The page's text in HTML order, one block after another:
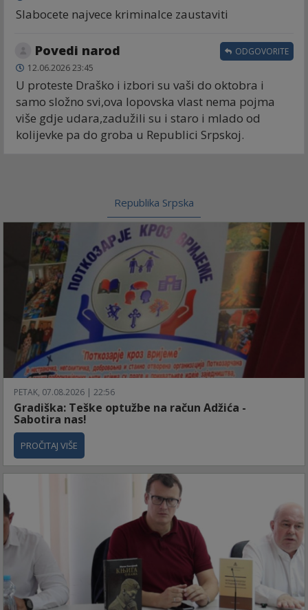
Slabocete najvece kriminalce zaustaviti
Povedi narod
12.06.2026 23:45
U proteste Draško i izbori su vaši do oktobra i
samo složno svi,ova lopovska vlast nema pojma
više gdje udara,zadužili su i staro i mlado od
kolijevke pa do groba u Republici Srpskoj.
ODGOVORITE
Republika Srpska
PETAK, 07.08.2026 | 22:56
Gradiška: Teške optužbe na račun Adžića -
Sabotira nas!
PROČITAJ VIŠE